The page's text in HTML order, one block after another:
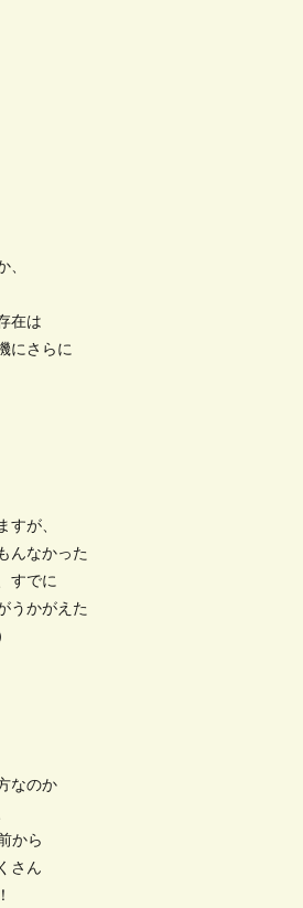
、
在は
にさらに
すが、
んなかった
すでに
うかがえた
なのか
から
さん